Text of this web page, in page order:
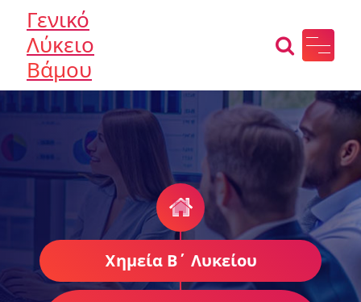
content
Γενικό
Λύκειο
Βάμου
Xημεία Β΄ Λυκείου